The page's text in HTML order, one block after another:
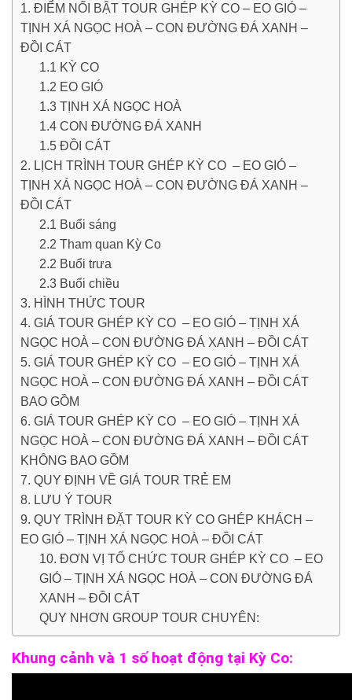
1. ĐIỂM NỐI BẬT TOUR GHÉP KỲ CO – EO GIÓ –
TỊNH XÁ NGỌC HOÀ – CON ĐƯỜNG ĐÁ XANH –
ĐỒI CÁT
1.1 KỲ CO
1.2 EO GIÓ
1.3 TỊNH XÁ NGỌC HOÀ
1.4 CON ĐƯỜNG ĐÁ XANH
1.5 ĐỒI CÁT
2. LỊCH TRÌNH TOUR GHÉP KỲ CO – EO GIÓ –
TỊNH XÁ NGỌC HOÀ – CON ĐƯỜNG ĐÁ XANH –
ĐỒI CÁT
2.1 Buổi sáng
2.2 Tham quan Kỳ Co
2.2 Buổi trưa
2.3 Buổi chiều
3. HÌNH THỨC TOUR
4. GIÁ TOUR GHÉP KỲ CO – EO GIÓ – TỊNH XÁ
NGỌC HOÀ – CON ĐƯỜNG ĐÁ XANH – ĐỒI CÁT
5. GIÁ TOUR GHÉP KỲ CO – EO GIÓ – TỊNH XÁ
NGỌC HOÀ – CON ĐƯỜNG ĐÁ XANH – ĐỒI CÁT
BAO GỒM
6. GIÁ TOUR GHÉP KỲ CO – EO GIÓ – TỊNH XÁ
NGỌC HOÀ – CON ĐƯỜNG ĐÁ XANH – ĐỒI CÁT
KHÔNG BAO GỒM
7. QUY ĐỊNH VỀ GIÁ TOUR TRẺ EM
8. LƯU Ý TOUR
9. QUY TRÌNH ĐẶT TOUR KỲ CO GHÉP KHÁCH –
EO GIÓ – TỊNH XÁ NGỌC HOÀ – ĐỒI CÁT
10. ĐƠN VỊ TỔ CHỨC TOUR GHÉP KỲ CO – EO
GIÓ – TỊNH XÁ NGỌC HOÀ – CON ĐƯỜNG ĐÁ
XANH – ĐỒI CÁT
QUY NHƠN GROUP TOUR CHUYÊN:
Khung cảnh và 1 số hoạt động tại Kỳ Co: